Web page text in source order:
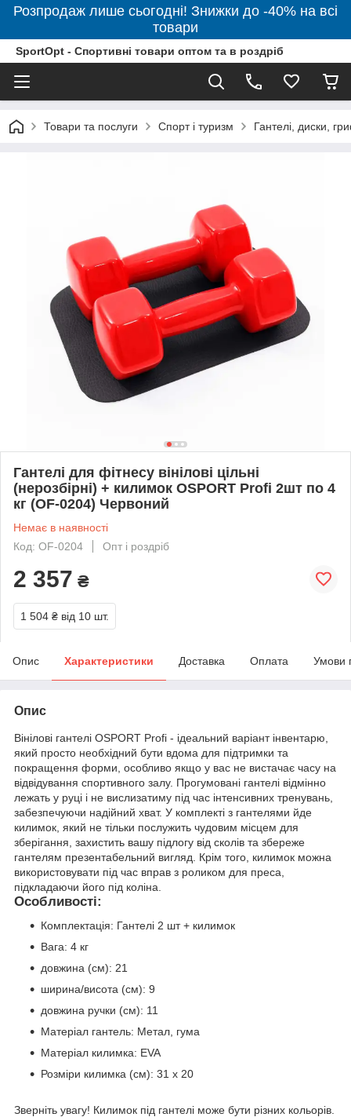
Розпродаж лише сьогодні! Знижки до -40% на всі
товари
SportOpt - Спортивні товари оптом та в роздріб
Товари та послуги Спорт і туризм Гантелі, диски,
Гантелі для фітнесу вінілові цільні
(нерозбірні) + килимок OSPORT Profi 2шт по 4
кг (OF-0204) Червоний
Немає в наявності
Код: OF-0204
Опт і роздріб
2 357 ₴
1 504 ₴ від 10 шт.
Опис Характеристики Доставка Оплата Умови
Опис
Вінілові гантелі OSPORT Profi - ідеальний варіант інвентарю,
який просто необхідний бути вдома для підтримки та
покращення форми, особливо якщо у вас не вистачає часу на
відвідування спортивного залу. Прогумовані гантелі відмінно
лежать у руці і не вислизатиму під час інтенсивних тренувань,
забезпечуючи надійний хват. У комплекті з гантелями йде
килимок, який не тільки послужить чудовим місцем для
зберігання, захистить вашу підлогу від сколів та збереже
гантелям презентабельний вигляд. Крім того, килимок можна
використовувати під час вправ з роликом для преса,
підкладаючи його під коліна.
Особливості:
Комплектація: Гантелі 2 шт + килимок
Вага: 4 кг
довжина (см): 21
ширина/висота (см): 9
довжина ручки (см): 11
Матеріал гантель: Метал, гума
Матеріал килимка: EVA
Розміри килимка (см): 31 х 20
Зверніть увагу! Килимок під гантелі може бути різних кольорів.